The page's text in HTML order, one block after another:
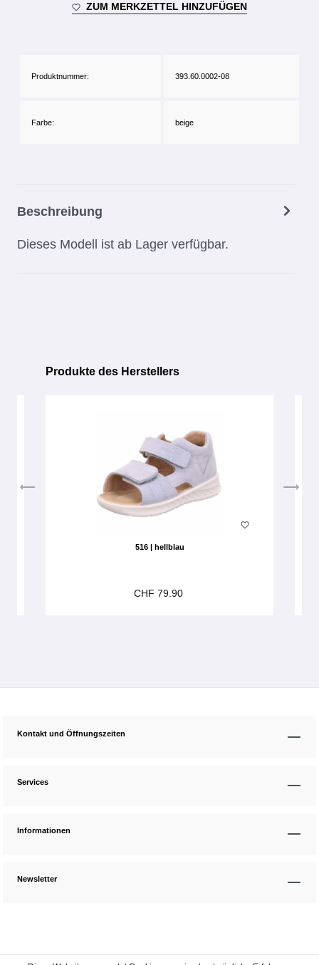
ZUM MERKZETTEL HINZUFÜGEN
Produktnummer: 393.60.0002-08
Farbe: beige
Beschreibung
Dieses Modell ist ab Lager verfügbar.
Produktgalerie überspringen
Produkte des Herstellers
516 | hellblau
CHF 79.90
Kontakt und Öffnungszeiten
Services
Informationen
Newsletter